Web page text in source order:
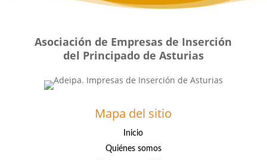
Asociación de Empresas de Inserción
del Principado de Asturias
Mapa del sitio
Inicio
Quiénes somos